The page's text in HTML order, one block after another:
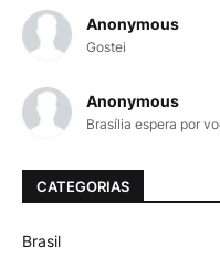
Anonymous
Gostei
Anonymous
Brasília espera por
CATEGORIAS
Brasil